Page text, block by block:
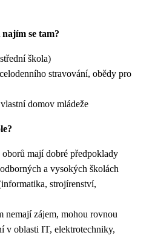
najím se tam?
škola)
stravování, obědy pro
domov mládeže
mají dobré předpoklady
a vysokých školách
strojírenství,
nemají zájem, mohou rovnou
v oblasti IT, elektrotechniky,